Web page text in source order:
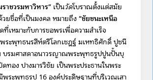
าชวรมหาวิหาร” เป็นวัดโบราณตั้งแต่สมัย
ยชื่อที่เป็นมงคล หมายถึง “ชัยชนะเหนือ
ที่เหมาะกับการขอพรเพื่อความสำเร็จ
ระพุทธนรสีห์ตรีโลกเชฎฐ์ มเหทธิศักดิ์ ปูชนี
บรมศาสดาอนาวรญาณพระพุทธรูปปูนปั้นบุ
ทอง ปางมารวิชัย เป็นพระประธานในพระ
พระพุทธรูป 16 องค์ประดิษฐานที่บริเวณเสา